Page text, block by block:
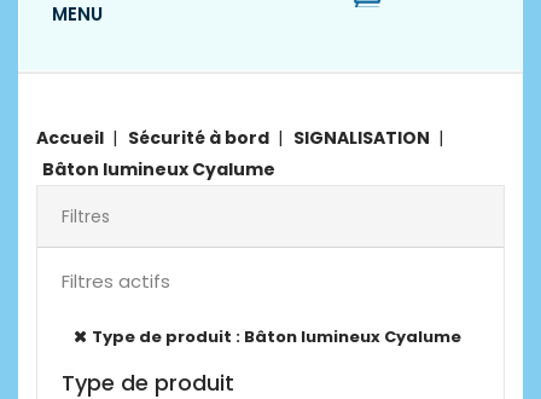
MENU
Accueil Sécurité à bord
SIGNALISATION
Bâton lumineux Cyalume
Filtres
Filtres actifs
Type de produit : Bâton lumineux Cyalume
Type de produit